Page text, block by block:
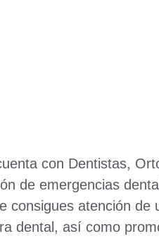
con Dentistas,
de emergencias
consigues atención de
dental, así como